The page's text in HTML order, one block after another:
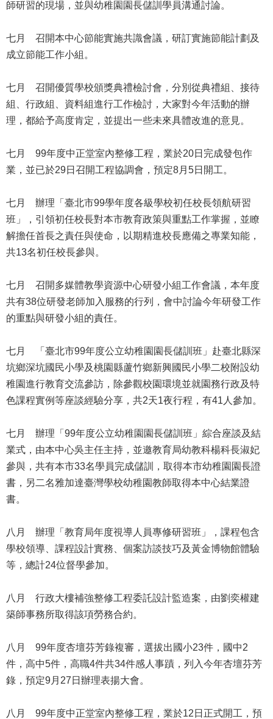
府
公
開
申
請
案
件
網
站
導
回
首
頁
陳
情
統
見
問
台
北
通
雙
詞
私
權
及
站
安
全
政
師研習的現場，並與幼稚園園長儲訓學員溝通討論。
七月 召開本中心節能實施共識會議，研訂實施節能計劃及
成立節能工作小組。
七月 召開優質學校頒獎典禮檢討會，分別從典禮組、接待
組、行政組、資料組進行工作檢討，大家對今年活動的辦
理，都給予高度肯定，並提出一些未來具體改進的意見。
七月 99年度中正堂室內整修工程，業於20日完成發包作
業，並已於29日召開工程協調會，預定8月5日開工。
七月 辦理「臺北市99學年度各級學校初任校長領航研習
班」，引領初任校長對本市教育政策與重點工作掌握，並瞭
解擔任首長之責任與使命，以期精進校長應備之專業知能，
共13名初任校長參與。
七月 召開多媒體教學資源中心研發小組工作會議，本年度
共有38位研發老師加入服務的行列，會中討論今年研發工作
的重點與研發小組的責任。
七月 「臺北市99年度公立幼稚園園長儲訓班」赴臺北縣深
坑鄉深坑國民小學及桃園縣蘆竹鄉新興國民小學二校附設幼
稚園進行教育交流參訪，除參觀校園環境並就園務行政及特
色課程實例等座談經驗分享，共2天1夜行程，有41人參加。
七月 辦理「99年度公立幼稚園園長儲訓班」綜合座談及結
業式，由本中心吳主任主持，並邀教育局幼教科楊科長淑妃
參與，共有本市33名學員完成儲訓，取得本市幼稚園園長證
書，另二名雅加達臺灣學校幼稚園教師取得本中心結業證
書。
八月 辦理「教育局年度視導人員專修研習班」，課程包含
學校領導、課程設計實務、個案訪談技巧及黃金博物館體驗
等，總計24位督學參加。
八月 行政大樓補強整修工程委託設計監造案，由劉奕權建
築師事務所取得該項勞務合約。
八月 99年度杏壇芬芳錄複審，選拔出國小23件，國中2
件，高中5件，高職4件共34件感人事蹟，列入今年杏壇芬芳
錄，預定9月27日辦理表揚大會。
八月 99年度中正堂室內整修工程，業於12日正式開工，預